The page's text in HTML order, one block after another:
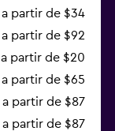
a partir de $34
a partir de $92
a partir de $20
a partir de $65
a partir de $87
a partir de $87